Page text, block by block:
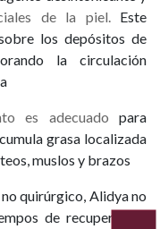
de la piel.Este
los depósitos de
la circulación
es adecuado para
grasa localizada
muslos y brazos
quirúrgico, Alidya no
de recuperación